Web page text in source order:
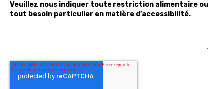
Veuillez nous indiquer toute restriction alimentaire ou
tout besoin particulier en matière d’accessibilité.